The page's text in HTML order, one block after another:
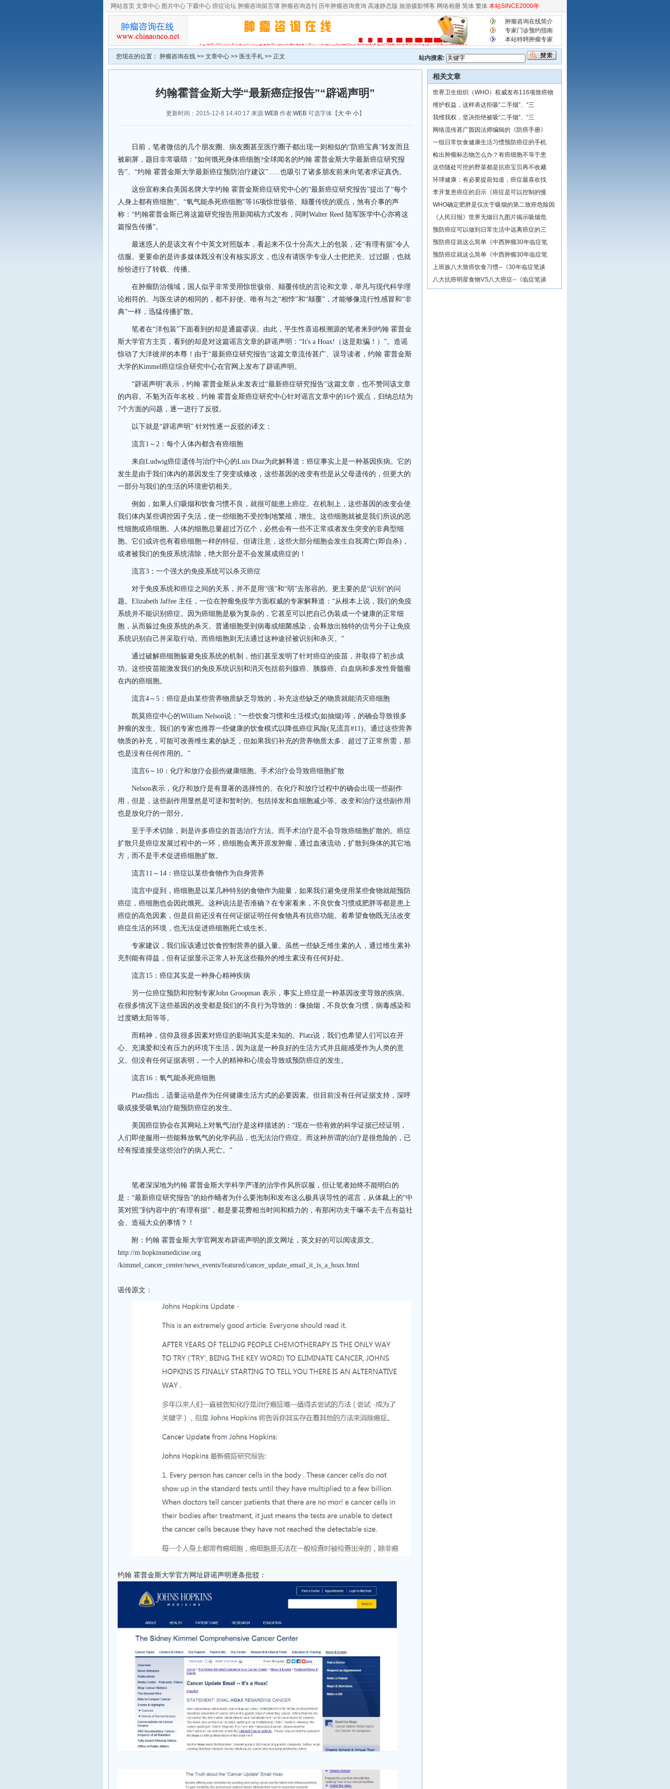
网站首页 文章中心 图片中心 下载中心 癌症论坛 肿瘤咨询留言簿 肿瘤咨询选刊 历年肿瘤咨询查询 高速静态版 旅游摄影愽客 网络相册 简体 繁体 本站SINCE2000年
肿瘤咨询在线简介
专家门诊预约指南
本站特聘肿瘤专家
站内搜索:
您现在的位置： 肿瘤咨询在线 >> 文章中心 >> 医生手札 >> 正文
约翰霍普金斯大学“最新癌症报告”“辟谣声明”
更新时间：2015-12-8 14:40:17 来源:WEB作者:WEB可选字体【 大 中 小】
日前，笔者微信的几个朋友圈、病友圈甚至医疗圈子都出现一则 相似的“防癌宝典”转发而且
被刷屏 ，题目非常吸睛： “如何饿死身体癌细胞?全球闻名的约翰 霍普金斯大学最新癌症研究报
告”、 “约翰 霍普金斯大学最新癌症预防治疗建议”......也吸引了诸多朋友前来向笔者求证真伪。
这份宣称来自 美国名牌大学约翰 霍普金斯癌症研究中心的“最新癌症研究报告”提出了“每个
人身上都有癌细胞”、 “氧气能杀死癌细胞”等16项惊世骇俗、颠覆传统的观点，煞有介事的声
称：“约翰霍普金斯已将这篇研究报告用新闻稿方式发布，同时Walter Reed 陆军医学中心亦将这
篇报告传播”。
最迷惑人的是该文有个中英文对照版本，看起来不仅十分高大上的包装，还“有理有据”令人
信服。更要命的是许多媒体既没有没有核实原文，也没有请医学专业人士把把关、过过眼，也就
纷纷进行了转载、传播。
在肿瘤防治领域，国人似乎非常受用惊世骇俗、颠覆传统的言论和文章，举凡与现代科学理
论相符的、与医生讲的相同的，都不好使。唯有与之“相悖”和“颠覆”，才能够像流行性感冒和“非
典”一样，迅猛传播扩散。
笔者在“洋包装”下面看到的却是通篇谬误。由此，平生性喜追根溯源的笔者来到 约翰 霍普金
斯大学官方主页， 看到的却是对这篇谣言文章的辟谣声明 ：“It's a Hoax!（这是欺骗！）”。造谣
惊动了大洋彼岸的本尊！ 由于“最新癌症研究报告”这篇文章流传甚广、误导读者 ，约翰 霍普金斯
大学的Kimmel癌症综合研究中心在官网上发布了辟谣声明。
“辟谣声明”表示，约翰 霍普金斯从未发表过“最新癌症研究报告”这篇文章，也不赞同该文章
的内容。 不魁为百年名校， 约翰 霍普金斯癌症研究中心针对谣言文章中的16个观点， 归纳总结为
7个方面的问题，逐一进行了反驳。
以下就是“辟谣声明” 针对性逐一反驳的译文 ：
流言1 ～ 2 ：每个人体内都含有癌细胞
来自Ludwig癌症遗传与治疗中心的Luis Diaz为此解释道：癌症事实上是一种基因疾病。它的
发生是由于我们体内的基因发生了突变或修改，这些基因的改变有些是从父母遗传的，但更大的
一部分与我们的生活的环境密切相关。
例如，如果人们吸烟和饮食习惯不良，就很可能患上癌症。在机制上，这些基因的改变会使
我们体内某些调控因子失活，使一些细胞不受控制地繁殖，增生。这些细胞就被是我们所说的恶
性细胞或癌细胞。人体的细胞总量超过万亿个，必然会有一些不正常或者发生突变的非典型细
胞。它们或许也有着癌细胞一样的特征。但请注意，这些大部分细胞会发生自我凋亡(即自杀) ，
或者被我们的免疫系统清除，绝大部分是不会发展成癌症的！
流言3 ：一个强大的免疫系统可以杀灭癌症
对于免疫系统和癌症之间的关系，并不是用“强”和“弱”去形容的。更主要的是“识别”的问
题。 Elizabeth Jaffee 主任，一位在肿瘤免疫学方面权威的专家解释道：“从根本上说，我们的免疫
系统并不能识别癌症。因为癌细胞是极为复杂的，它甚至可以把自己伪装成一个健康的正常细
胞，从而躲过免疫系统的杀灭。普通细胞受到病毒或细菌感染，会释放出独特的信号分子让免疫
系统识别自己并采取行动。而癌细胞则无法通过这种途径被识别和杀灭。”
通过破解癌细胞躲避免疫系统的机制，他们甚至发明了针对癌症的疫苗，并取得了初步成
功。这些疫苗能激发我们的免疫系统识别和消灭包括前列腺癌、胰腺癌、白血病和多发性骨髓瘤
在内的癌细胞。
流言4 ～ 5 ：癌症是由某些营养物质缺乏导致的，补充这些缺乏的物质就能消灭癌细胞
凯莫癌症中心的William Nelson说：“一些饮食习惯和生活模式(如抽烟)等，的确会导致很多
肿瘤的发生。我们的专家也推荐一些健康的饮食模式以降低癌症风险(见流言#11)。通过这些营养
物质的补充，可能可改善维生素的缺乏，但如果我们补充的营养物质太多、超过了正常所需，那
也是没有任何作用的。”
流言6 ～ 10 ：化疗和放疗会损伤健康细胞。手术治疗会导致癌细胞扩散
Nelson表示，化疗和放疗是有显著的选择性的。在化疗和放疗过程中的确会出现一些副作
用，但是，这些副作用显然是可逆和暂时的。包括掉发和血细胞减少等。改变和治疗这些副作用
也是放化疗的一部分。
至于手术切除，则是许多癌症的首选治疗方法。而手术治疗是不会导致癌细胞扩散的。癌症
扩散只是癌症发展过程中的一环，癌细胞会离开原发肿瘤，通过血液流动，扩散到身体的其它地
方，而不是手术促进癌细胞扩散。
流言11 ～ 14 ：癌症以某些食物作为自身营养
流言中提到，癌细胞是以某几种特别的食物作为能量，如果我们避免使用某些食物就能预防
癌症，癌细胞也会因此饿死。这种说法是否准确？在专家看来，不良饮食习惯或肥胖等都是患上
癌症的高危因素，但是目前还没有任何证据证明任何食物具有抗癌功能。着希望食物既无法改变
癌症生活的环境，也无法促进癌细胞死亡或生长。
专家建议，我们应该通过饮食控制营养的摄入量。虽然一些缺乏维生素的人，通过维生素补
充剂能有得益，但有证据显示正常人补充这些额外的维生素没有任何好处。
流言15 ：癌症其实是一种身心精神疾病
另一位癌症预防和控制专家John Groopman 表示，事实上癌症是一种基因改变导致的疾病。
在很多情况下这些基因的改变都是我们的不良行为导致的：像抽烟，不良饮食习惯，病毒感染和
过度晒太阳等等。
而精神，信仰及很多因素对癌症的影响其实是未知的。 Platz说，我们也希望人们可以在开
心、充满爱和没有压力的环境下生活，因为这是一种良好的生活方式并且能感受作为人类的意
义。但没有任何证据表明，一个人的精神和心境会导致或预防癌症的发生。
流言16 ：氧气能杀死癌细胞
Platz指出，适量运动是作为任何健康生活方式的必要因素。但目前没有任何证据支持，深呼
吸或接受吸氧治疗能预防癌症的发生。
美国癌症协会在其网站上对氧气治疗是这样描述的：“现在一些有效的科学证据已经证明，
人们即使服用一些能释放氧气的化学药品，也无法治疗癌症。而这种所谓的治疗是很危险的，已
经有报道接受这些治疗的病人死亡。”
笔者深深地为约翰 霍普金斯大学科学严谨的治学作风所叹服，但让笔者始终不能明白的
是： “最新癌症研究报告”的始作蛹者为什么要泡制和发布这么极具误导性的谣言，从体裁上的“中
英对照”到内容中的“有理有据”，都是要花费相当时间和精力的，有那闲功夫干嘛不去干点有益社
会、造福大众的事情？！
附： 约翰 霍普金斯大学官网发布辟谣声明 的原文网址，英文好的可以阅读原文。
http://m.hopkinsmedicine.org
/kimmel_cancer_center/news_events/featured/cancer_update_email_it_is_a_hoax.html
谣传原文：
约翰 霍普金斯大学官方网址辟谣声明逐条批驳：
相关文章
世界卫生组织（WHO）权威发布116项致癌物
维护权益，这样表达拒吸“二手烟”、“三
我维我权，坚决拒绝被吸“二手烟”、“三
网络流传甚广圆因法师编辑的《防癌手册》
一组日常饮食健康生活习惯预防癌症的手机
检出肿瘤标志物怎么办？有癌细胞不等于患
这些随处可挖的野菜都是抗癌宝贝再不收藏
环球健康：有必要提前知道，癌症最喜欢找
李开复患癌症的启示《癌症是可以控制的慢
WHO确定肥胖是仅次于吸烟的第二致癌危险因
《人民日报》世界无烟日九图片揭示吸烟危
预防癌症可以做到日常生活中远离癌症的三
预防癌症就这么简单《中西肿瘤30年临症笔
预防癌症就这么简单《中西肿瘤30年临症笔
上班族八大致癌饮食习惯--《30年临症笔谈
八大抗癌明星食物VS八大癌症--《临症笔谈